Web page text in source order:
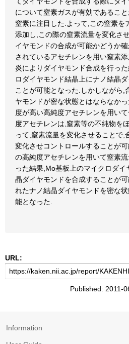
について窒素ガスが有効であるこ
窒素に注目した.よって,この窒素を
添加し,この際の窒素流量を変化さ
イヤモンドの合成が可能かどうか
されているアセチレンを用い窒素
炎によりダイヤモンド合成を行っ
ロダイヤモンド結晶上にナノ結晶
ことが可能となった.しかしながら,
ヤモンドが密な状態とはならなか
度が高い高純度アセチレンを用い
度アセチレンは,窒素等の不純物を
って,窒素流量を変化させることで,
変化させコントロールすることが
の高純度アセチレンを用いて窒素
った結果,Mo基板上のマイクロダ
晶ダイヤモンドを合成することが
れたナノ結晶ダイヤモンドを密な
能となった.
URL:
Published: 2011-
Information